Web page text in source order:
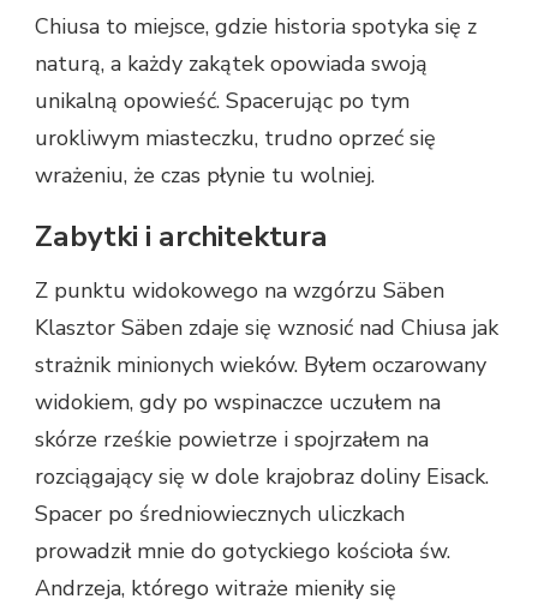
Chiusa to miejsce, gdzie historia spotyka się z
naturą, a każdy zakątek opowiada swoją
unikalną opowieść. Spacerując po tym
urokliwym miasteczku, trudno oprzeć się
wrażeniu, że czas płynie tu wolniej.
Zabytki i architektura
Z punktu widokowego na wzgórzu Säben
Klasztor Säben zdaje się wznosić nad Chiusa jak
strażnik minionych wieków. Byłem oczarowany
widokiem, gdy po wspinaczce uczułem na
skórze rześkie powietrze i spojrzałem na
rozciągający się w dole krajobraz doliny Eisack.
Spacer po średniowiecznych uliczkach
prowadził mnie do gotyckiego kościoła św.
Andrzeja, którego witraże mieniły się